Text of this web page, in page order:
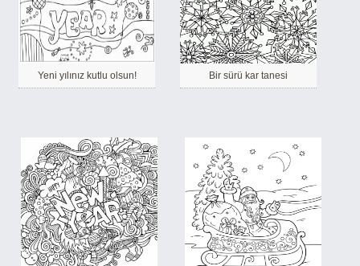
Yeni yılınız kutlu olsun! Bir sürü kar tanesi